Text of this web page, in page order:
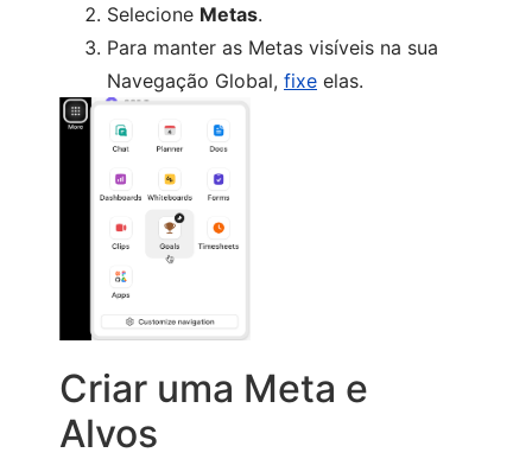
Selecione Metas.
Para manter as Metas visíveis na sua
Navegação Global, fixe elas.
Criar uma Meta e
Alvos